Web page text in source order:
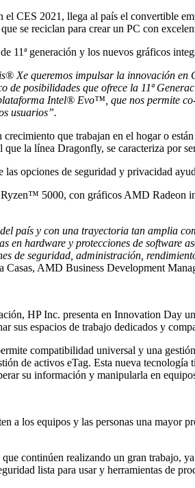
el CES 2021, llega al país el convertible
se reciclan para crear un PC con
generación y los nuevos gráficos
queremos impulsar la innovación en
de posibilidades que ofrece la 11ª
Intel® Evo™, que nos permite
usuarios”.
crecimiento que trabajan en el hogar o
la línea Dragonfly, se caracteriza por
opciones de seguridad y privacidad
5000, con gráficos AMD Radeon
país y con una trayectoria tan amplia
en hardware y protecciones de software
de seguridad, administración,
Casas, AMD Business Development
HP Inc. presenta en Innovation Day
sus espacios de trabajo dedicados y
compatibilidad universal y una
de activos eTag. Esta nueva
su información y manipularla en
a los equipos y las personas una mayor
continúen realizando un gran trabajo,
lista para usar y herramientas de